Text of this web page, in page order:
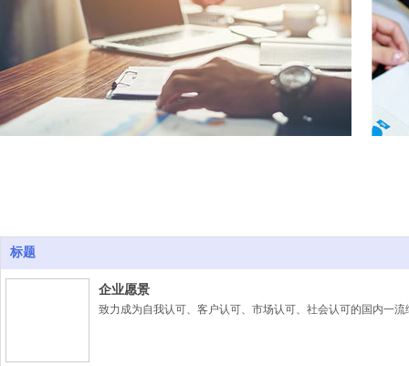
标题
企业愿景
致力成为自我认可、客户认可、市场认可、社会认可的国内一